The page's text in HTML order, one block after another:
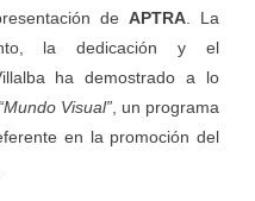
de APTRA. La
la dedicación y el
ha demostrado a lo
“Mundo Visual”, un programa
en la promoción del